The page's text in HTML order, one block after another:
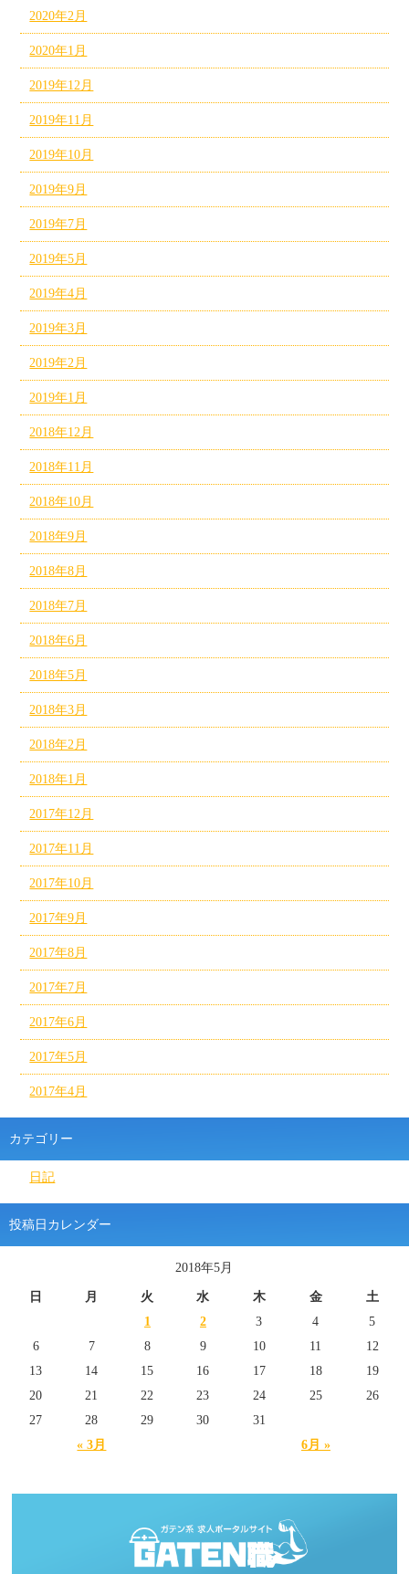
2020年2月
2020年1月
2019年12月
2019年11月
2019年10月
2019年9月
2019年7月
2019年5月
2019年4月
2019年3月
2019年2月
2019年1月
2018年12月
2018年11月
2018年10月
2018年9月
2018年8月
2018年7月
2018年6月
2018年5月
2018年3月
2018年2月
2018年1月
2017年12月
2017年11月
2017年10月
2017年9月
2017年8月
2017年7月
2017年6月
2017年5月
2017年4月
カテゴリー
日記
投稿日カレンダー
2018年5月
日 月 火 水 木 金 土
« 3月 6月 »
1 2 3 4
5
6
7 8 9 10 11
12
13
14 15 16 17 18
19
20
21 22 23 24 25
26
27
28 29 30 31